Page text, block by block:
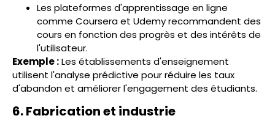
Les plateformes d'apprentissage en ligne
comme Coursera et Udemy recommandent des
cours en fonction des progrès et des intérêts de
l'utilisateur.
Exemple :Les établissements d'enseignement
utilisent l'analyse prédictive pour réduire les taux
d'abandon et améliorer l'engagement des étudiants.
6. Fabrication et industrie